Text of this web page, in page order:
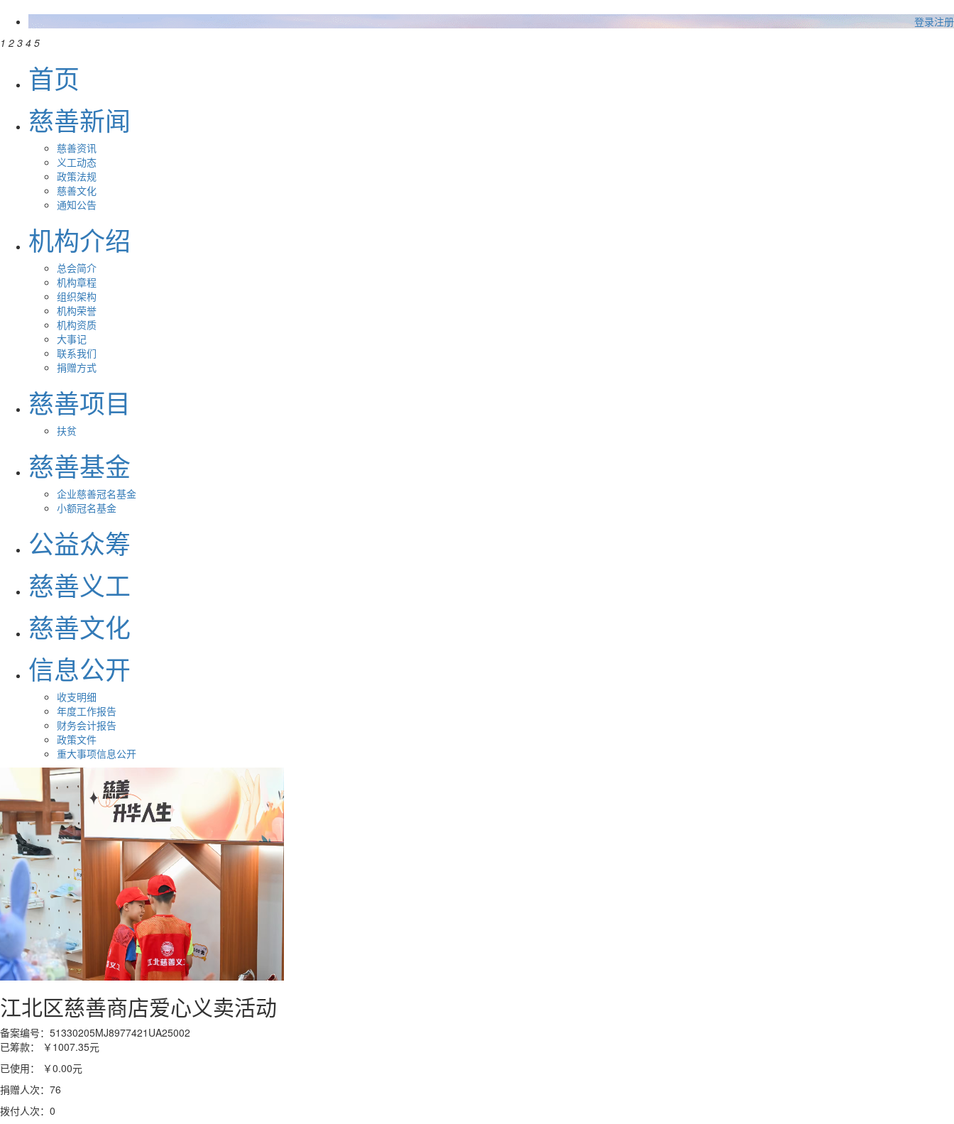
登录注册
1 2 3 4 5
首页
慈善新闻
慈善资讯
义工动态
政策法规
慈善文化
通知公告
机构介绍
总会简介
机构章程
组织架构
机构荣誉
机构资质
大事记
联系我们
捐赠方式
慈善项目
扶贫
慈善基金
企业慈善冠名基金
小额冠名基金
公益众筹
慈善义工
慈善文化
信息公开
收支明细
年度工作报告
财务会计报告
政策文件
重大事项信息公开
江北区慈善商店爱心义卖活动
备案编号：51330205MJ8977421UA25002
已筹款：
￥1007.35元
已使用：
￥0.00元
捐赠人次：76
拨付人次：0